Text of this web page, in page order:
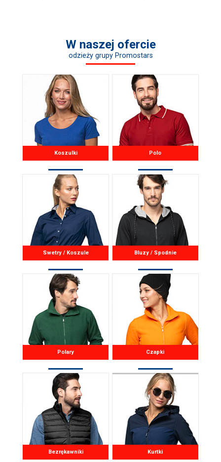
W naszej ofercie
odzieży grupy Promostars
Koszulki Polo
Swetry / Koszule Bluzy / Spodnie
Polary Czapki
Bezrękawniki Kurtki